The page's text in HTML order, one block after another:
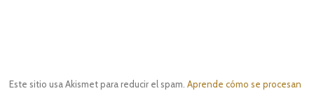
Este sitio usa Akismet para reducir el spam.Aprende cómo se procesan